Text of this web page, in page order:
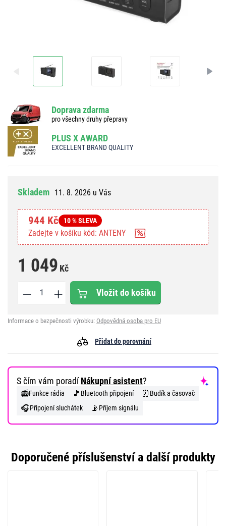
Doprava zdarma
pro všechny druhy přepravy
PLUS X AWARD
EXCELLENT BRAND QUALITY
Skladem 11. 8. 2026 u Vás
944 Kč 10 % SLEVA
Zadejte v košíku kód: ANTENY
1 049 Kč
Vložit do košíku
Informace o bezpečnosti výrobku: Odpovědná osoba pro EU
Přidat do porovnání
S čím vám poradíNákupní asistent?
📻Funkce rádia 🎵 Bluetooth připojení ⏰ Budík a časovač
🎧Připojení sluchátek 📡 Příjem signálu
Doporučené příslušenství a další produkty